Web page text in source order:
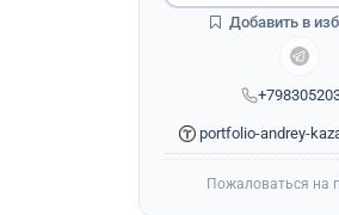
portfolio-andrey-
Добавить в
Пожаловаться на